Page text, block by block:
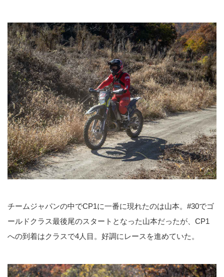
チームジャパンの中でCP1に一番に現れたのは山本。#30でゴ
ールドクラス最後尾のスタートとなった山本だったが、CP1
への到着はクラスで4人目。好調にレースを進めていた。